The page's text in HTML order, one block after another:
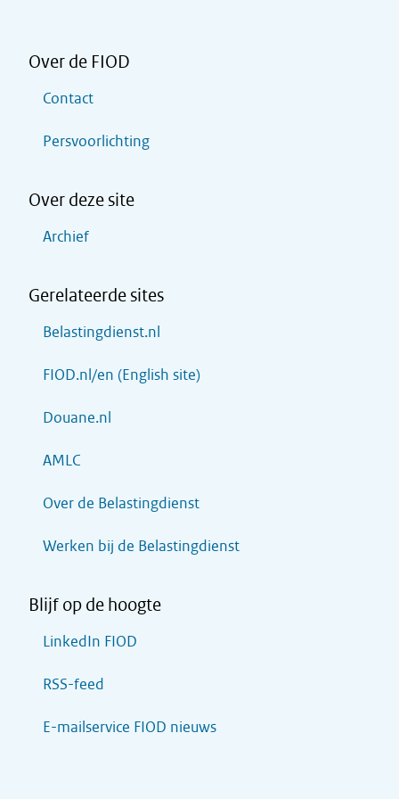
Over de FIOD
Contact
Persvoorlichting
Over deze site
Archief
Gerelateerde sites
Belastingdienst.nl
FIOD.nl/en (English site)
Douane.nl
AMLC
Over de Belastingdienst
Werken bij de Belastingdienst
Blijf op de hoogte
LinkedIn FIOD
RSS-feed
E-mailservice FIOD nieuws